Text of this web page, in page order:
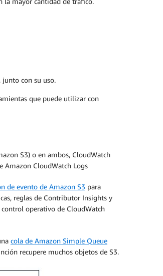
con su uso.
que puede utilizar con
S3) o en ambos, CloudWatch
Amazon CloudWatch Logs
de evento de Amazon S3 para
reglas de Contributor Insights y
operativo de CloudWatch
cola de Amazon Simple Queue
recupere muchos objetos de S3.